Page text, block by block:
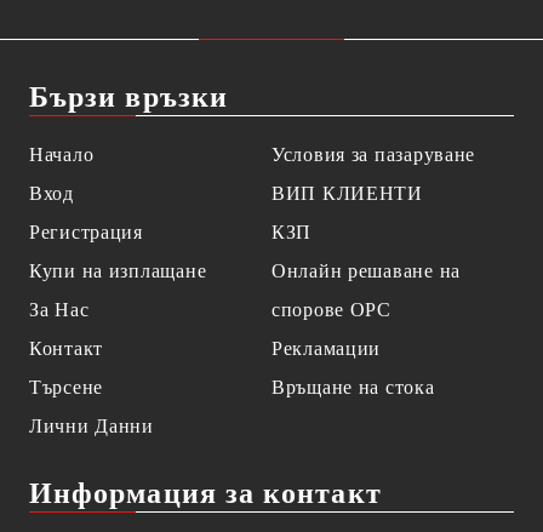
Бързи връзки
Начало
Вход
Регистрация
Купи на изплащане
За Нас
Контакт
Търсене
Лични Данни
Условия за пазаруване
ВИП КЛИЕНТИ
КЗП
Онлайн решаване на
спорове OPC
Рекламации
Връщане на стока
Информация за контакт